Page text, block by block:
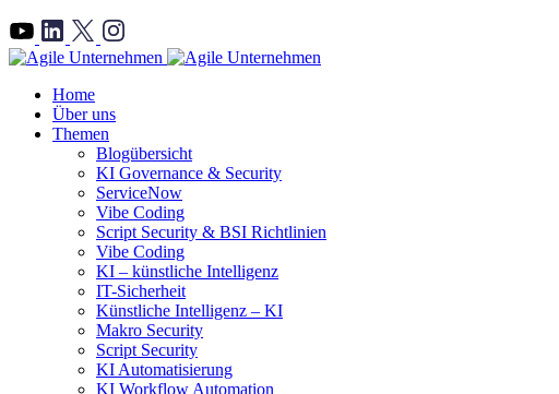
">
Home
Über uns
Themen
Blogübersicht
KI Governance & Security
ServiceNow
Vibe Coding
Script Security & BSI Richtlinien
Vibe Coding
KI – künstliche Intelligenz
IT-Sicherheit
Künstliche Intelligenz – KI
Makro Security
Script Security
KI Automatisierung
KI Workflow Automation